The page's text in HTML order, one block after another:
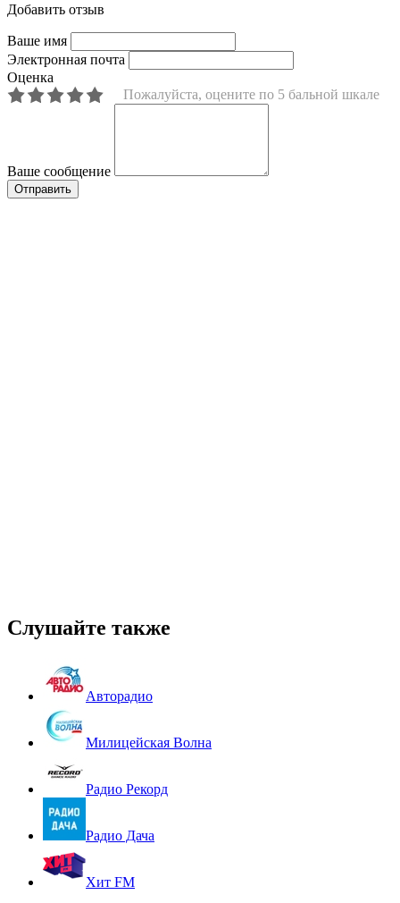
Добавить отзыв
Ваше имя
Электронная почта
Оценка
Пожалуйста, оцените по 5 бальной шкале
Ваше сообщение
Слушайте также
Авторадио
Милицейская Волна
Радио Рекорд
Радио Дача
Хит FM